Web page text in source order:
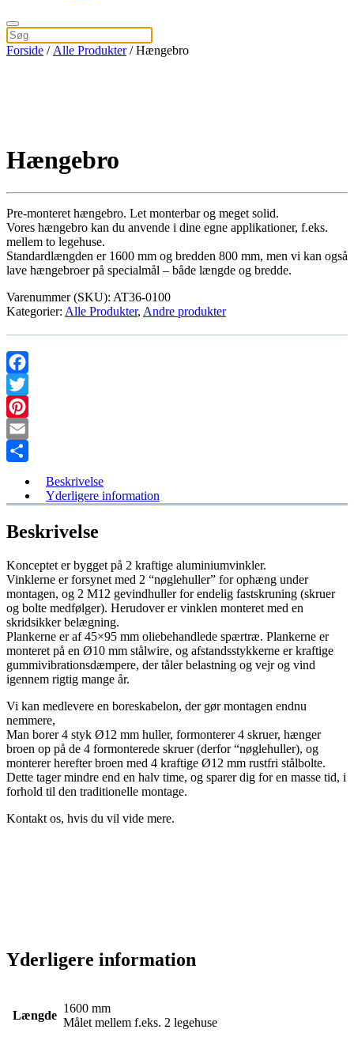
Forside / Alle Produkter/ Hængebro
Hængebro
Pre-monteret hængebro. Let monterbar og meget solid.
Vores hængebro kan du anvende i dine egne applikationer, f.eks.
mellem to legehuse.
Standardlængden er 1600 mm og bredden 800 mm, men vi kan også
lave hængebroer på specialmål – både længde og bredde.
Varenummer (SKU): AT36-0100
Kategorier: Alle Produkter, Andre produkter
Facebook
Twitter
Pinterest
Email
Beskrivelse
Yderligere information
Beskrivelse
Konceptet er bygget på 2 kraftige aluminiumvinkler.
Vinklerne er forsynet med 2 “nøglehuller” for ophæng under
montagen, og 2 M12 gevindhuller for endelig fastskruning (skruer
og bolte medfølger). Herudover er vinklen monteret med en
skridsikker belægning.
Plankerne er af 45×95 mm oliebehandlede spærtræ. Plankerne er
monteret på en Ø10 mm stålwire, og afstandsstykkerne er kraftige
gummivibrationsdæmpere, der tåler belastning og vejr og vind
igennem rigtig mange år.
Vi kan medlevere en boreskabelon, der gør montagen endnu
nemmere,
Man borer 4 styk Ø12 mm huller, formonterer 4 skruer, hænger
broen op på de 4 formonterede skruer (derfor “nøglehuller), og
monterer herefter broen med 4 kraftige Ø12 mm rustfri stålbolte.
Dette tager mindre end en halv time, og sparer dig for en masse tid, i
forhold til den traditionelle montage.
Kontakt os, hvis du vil vide mere.
Yderligere information
Længde
1600 mm
Målet mellem f.eks. 2 legehuse